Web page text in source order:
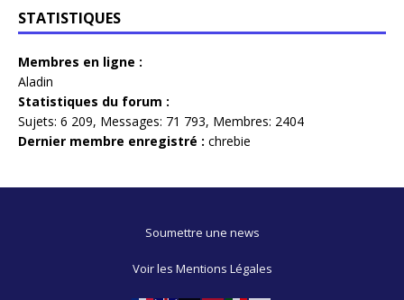
STATISTIQUES
Membres en ligne :
Aladin
Statistiques du forum :
Sujets: 6 209, Messages: 71 793, Membres: 2404
Dernier membre enregistré : chrebie
Soumettre une news
Voir les Mentions Légales